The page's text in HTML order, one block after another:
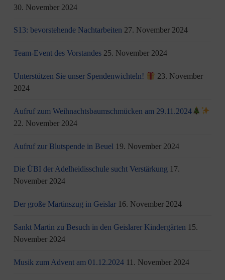
30. November 2024
S13: bevorstehende Nachtarbeiten 27. November 2024
Team-Event des Vorstandes 25. November 2024
Unterstützen Sie unser Spendenwichteln!
23. November
2024
Aufruf zum Weihnachtsbaumschmücken am 29.11.2024
22. November 2024
Aufruf zur Blutspende in Beuel 19. November 2024
Die ÜBI der Adelheidisschule sucht Verstärkung 17.
November 2024
Der große Martinszug in Geislar 16. November 2024
Sankt Martin zu Besuch in den Geislarer Kindergärten 15.
November 2024
Musik zum Advent am 01.12.2024 11. November 2024